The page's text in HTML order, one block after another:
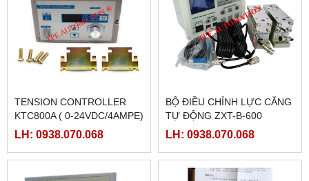
TENSION CONTROLLER
KTC800A ( 0-24VDC/4AMPE)
LH: 0938.070.068
BỘ ĐIỀU CHỈNH LỰC CĂNG
TỰ ĐỘNG ZXT-B-600
LH: 0938.070.068